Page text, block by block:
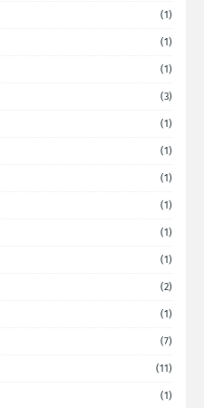
(1)
(1)
(1)
(3)
(1)
(1)
(1)
(1)
(1)
(1)
(2)
(1)
(7)
(11)
(1)